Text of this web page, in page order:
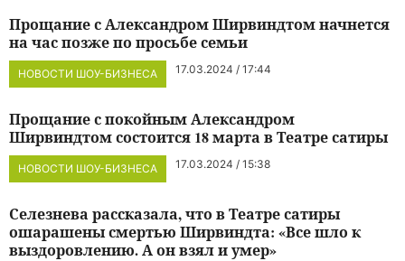
НОВОСТИ ШОУ-БИЗНЕСА 17.03.2024 / 17:44
Прощание с Александром Ширвиндтом начнется
на час позже по просьбе семьи
НОВОСТИ ШОУ-БИЗНЕСА 17.03.2024 / 15:38
Прощание с покойным Александром
Ширвиндтом состоится 18 марта в Театре сатиры
Селезнева рассказала, что в Театре сатиры
ошарашены смертью Ширвиндта: «Все шло к
выздоровлению. А он взял и умер»